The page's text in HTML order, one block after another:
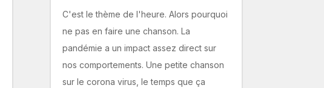
C'est le thème de l'heure. Alors pourquoi
ne pas en faire une chanson. La
pandémie a un impact assez direct sur
nos comportements. Une petite chanson
sur le corona virus, le temps que ça